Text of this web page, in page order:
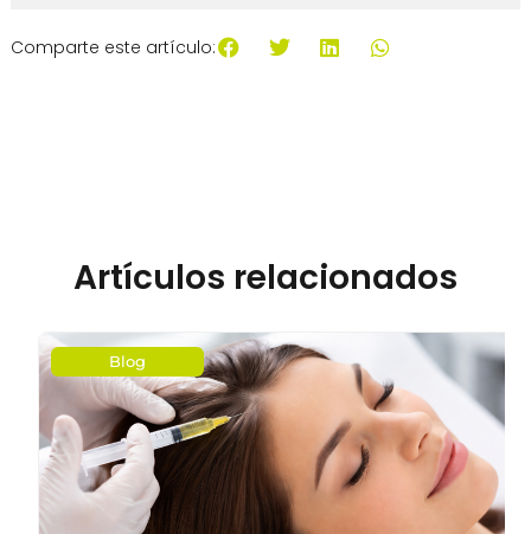
Comparte este artículo:
Artículos relacionados
Blog